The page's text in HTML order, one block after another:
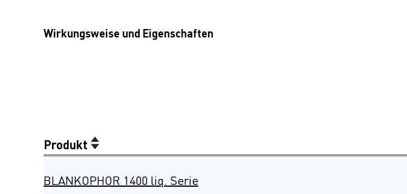
Wirkungsweise und Eigenschaften
Produkt
BLANKOPHOR 1400 liq. Serie